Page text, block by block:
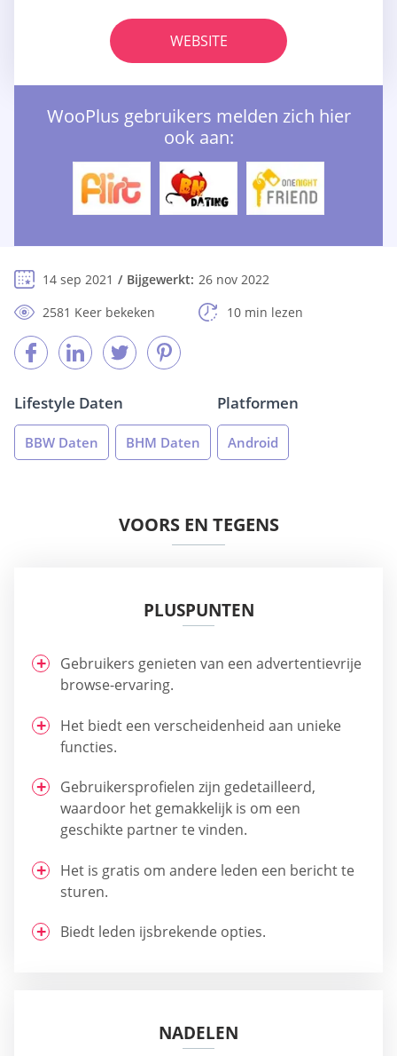
WEBSITE
WooPlus gebruikers melden zich hier
ook aan:
14 sep 2021 Bijgewerkt: 26 nov 2022
2581 Keer bekeken
10 min lezen
Lifestyle Daten
BBW Daten BHM Daten
Platformen
Android
VOORS EN TEGENS
PLUSPUNTEN
Gebruikers genieten van een advertentievrije
browse-ervaring.
Het biedt een verscheidenheid aan unieke
functies.
Gebruikersprofielen zijn gedetailleerd,
waardoor het gemakkelijk is om een
geschikte partner te vinden.
Het is gratis om andere leden een bericht te
sturen.
Biedt leden ijsbrekende opties.
NADELEN